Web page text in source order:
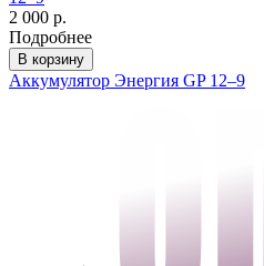
2 000 р.
Подробнее
В корзину
Аккумулятор Энергия GP 12–9